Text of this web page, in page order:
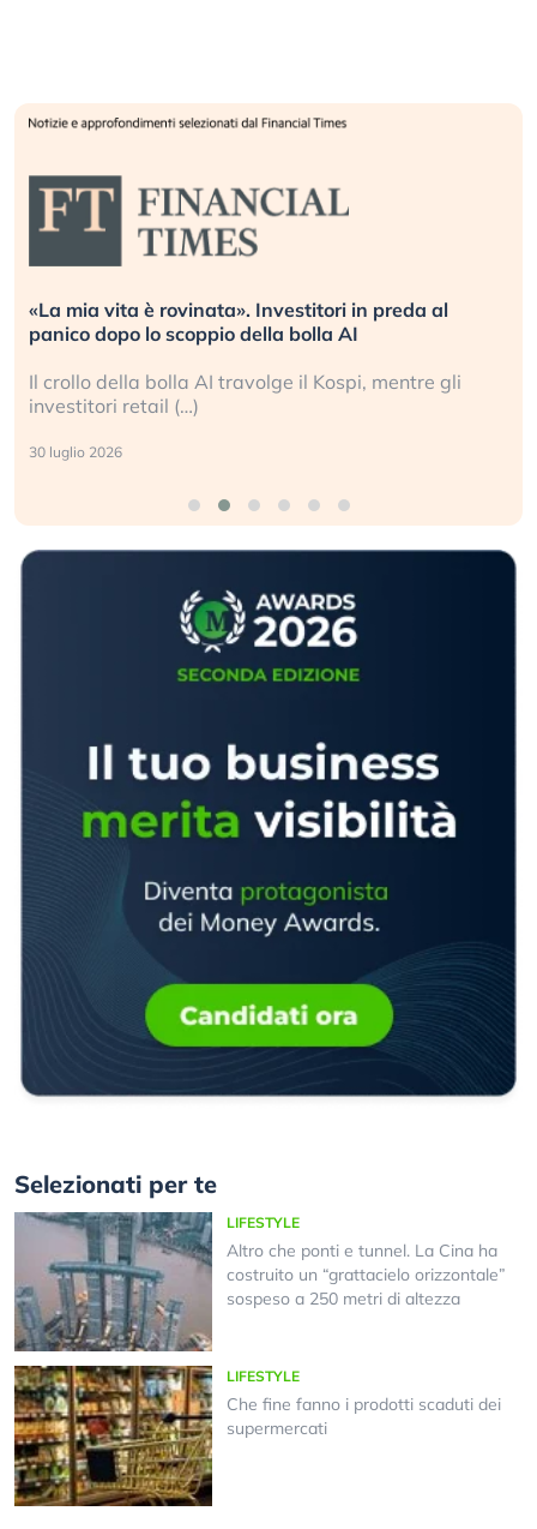
«La mia vita è rovinata». Investitori in preda al
panico dopo lo scoppio della bolla AI
Il crollo della bolla AI travolge il Kospi, mentre gli
investitori retail (…)
30 luglio 2026
Selezionati per te
LIFESTYLE
Altro che ponti e tunnel. La Cina ha
costruito un “grattacielo orizzontale”
sospeso a 250 metri di altezza
LIFESTYLE
Che fine fanno i prodotti scaduti dei
supermercati